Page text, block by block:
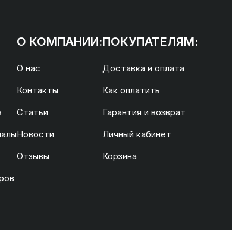
О КОМПАНИИ:
О нас
Контакты
Статьи
Новости
Отзывы
ПОКУПАТЕЛЯМ:
Доставка и оплата
Как оплатить
Гарантия и возврат
Личный кабинет
Корзина